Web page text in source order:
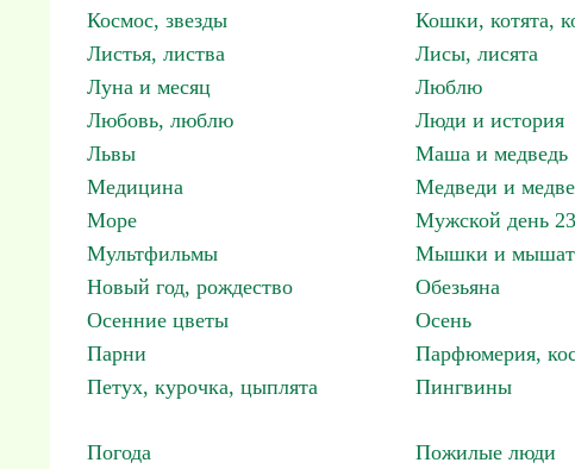
Космос, звезды
Кошки, котята,
Листья, листва
Лисы, лисята
Луна и месяц
Люблю
Любовь, люблю
Люди и история
Львы
Маша и медведь
Медицина
Медведи и
Море
Мужской день
Мультфильмы
Мышки и
Новый год, рождество
Обезьяна
Осенние цветы
Осень
Парни
Парфюмерия,
Петух, курочка, цыплята
Пингвины
Погода
Пожилые люди